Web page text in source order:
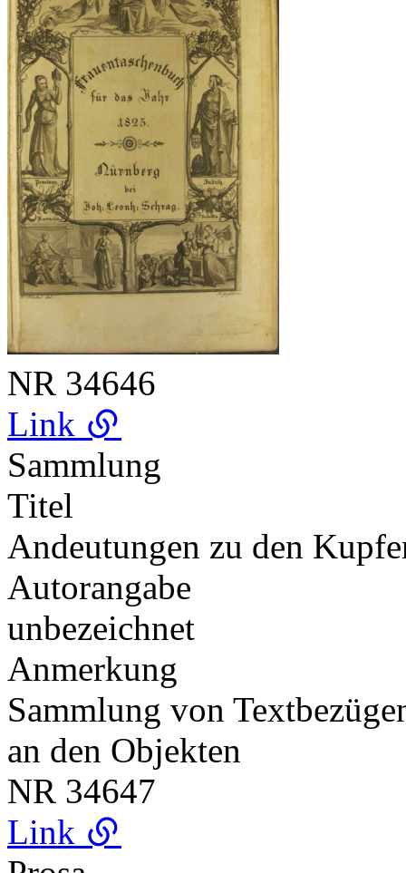
NR 34646
Link
Sammlung
Titel
Andeutungen zu den
Autorangabe
unbezeichnet
Anmerkung
Sammlung von
an den Objekten
NR 34647
Link